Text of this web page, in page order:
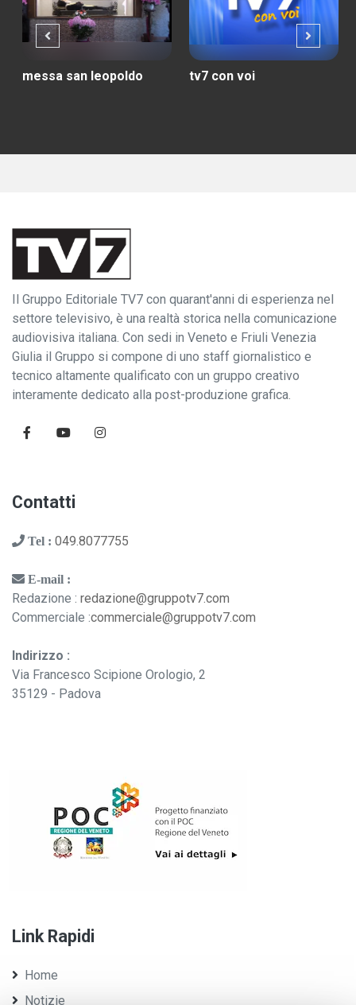
messa san leopoldo tv7 con voi
Il Gruppo Editoriale TV7 con quarant'anni di esperienza nel
settore televisivo, è una realtà storica nella comunicazione
audiovisiva italiana. Con sedi in Veneto e Friuli Venezia
Giulia il Gruppo si compone di uno staff giornalistico e
tecnico altamente qualificato con un gruppo creativo
interamente dedicato alla post-produzione grafica.
Contatti
Tel : 049.8077755
E-mail :
Redazione : redazione@gruppotv7.com
Commerciale :commerciale@gruppotv7.com
Indirizzo :
Via Francesco Scipione Orologio, 2
35129 - Padova
Link Rapidi
Home
Notizie